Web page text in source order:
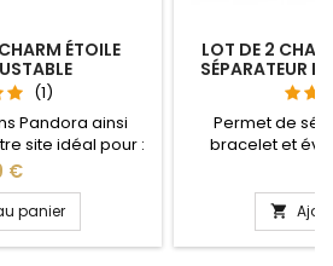
ÉTOILE
(1)
Pandora ainsi
site idéal pour :
anniversaire,
La partie
d'un coté pour
simple pression
pour tous les
€
panier
LOT DE 2
SÉPARATEUR
Permet de
bracelet et
Gnoce et les
site idéal pour
anniversaire,
